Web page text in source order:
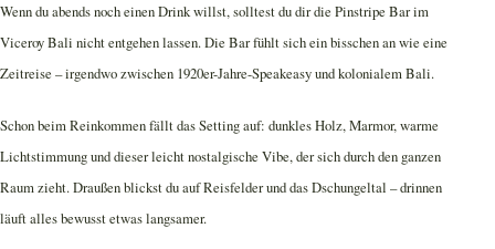
Wenn du abends noch einen Drink willst, solltest du dir die Pinstripe Bar im
Viceroy Bali nicht entgehen lassen. Die Bar fühlt sich ein bisschen an wie eine
Zeitreise – irgendwo zwischen 1920er-Jahre-Speakeasy und kolonialem Bali.
Schon beim Reinkommen fällt das Setting auf: dunkles Holz, Marmor, warme
Lichtstimmung und dieser leicht nostalgische Vibe, der sich durch den ganzen
Raum zieht. Draußen blickst du auf Reisfelder und das Dschungeltal – drinnen
läuft alles bewusst etwas langsamer.